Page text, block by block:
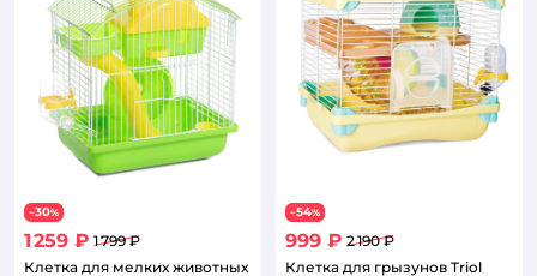
−30%
1 259 ₽ 1 799 ₽
Клетка для мелких животных
−54%
999 ₽ 2 190 ₽
Клетка для грызунов Triol